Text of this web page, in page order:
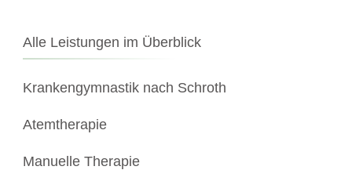
Alle Leistungen im Überblick
Krankengymnastik nach Schroth
Atemtherapie
Manuelle Therapie